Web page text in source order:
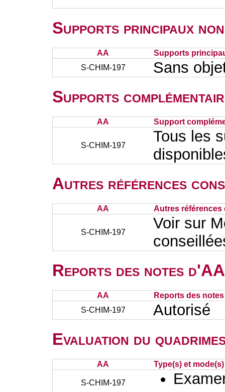
Supports principaux
AA
Supports
S-CHIM-197
Sans
Supports
AA Support
S-CHIM-197
Tous les
Autres références
AA Autres références
S-CHIM-197
Voir sur
Reports des notes
AA
Reports des
S-CHIM-197
Autorisé
Evaluation du
AA Type(s) et
S-CHIM-197